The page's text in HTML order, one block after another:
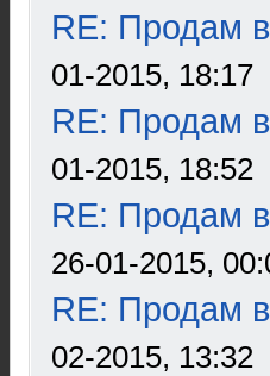
RE: Продам
01-2015, 18:17
RE: Продам
01-2015, 18:52
RE: Продам
26-01-2015,
RE: Продам
02-2015, 13:32